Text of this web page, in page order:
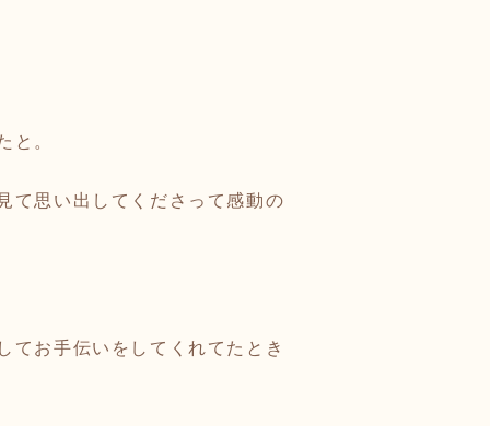
と。
て思い出してくださって感動の
てお手伝いをしてくれてたとき